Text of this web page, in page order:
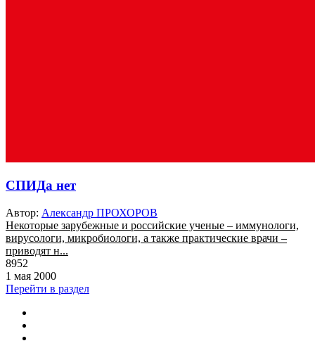
СПИДа нет
Автор: Александр ПРОХОРОВ
Некоторые зарубежные и российские ученые – иммунологи,
вирусологи, микробиологи, а также практические врачи –
приводят н...
8952
1 мая 2000
Перейти в раздел